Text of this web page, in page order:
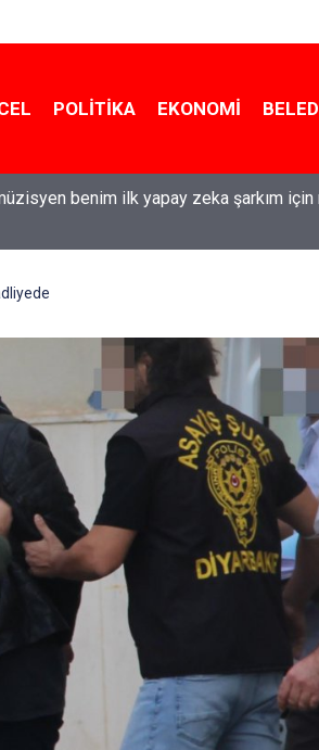
POLITIKA EKONOMI
ROK itirafçı mı oldu? Fatih Altaylı'dan